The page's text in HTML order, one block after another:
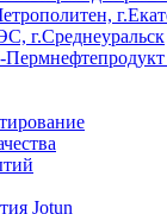
г.Среднеуральск
Jotun